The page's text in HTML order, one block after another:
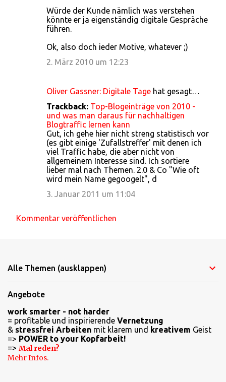
Würde der Kunde nämlich was verstehen
könnte er ja eigenständig digitale Gespräche
führen.
Ok, also doch ieder Motive, whatever ;)
2. März 2010 um 12:23
Oliver Gassner: Digitale Tage hat gesagt…
Trackback: Top-Blogeinträge von 2010 -
und was man daraus für nachhaltigen
Blogtraffic lernen kann
Gut, ich gehe hier nicht streng statistisch vor
(es gibt einige 'Zufallstreffer' mit denen ich
viel Traffic habe, die aber nicht von
allgemeinem Interesse sind. Ich sortiere
lieber mal nach Themen. 2.0 & Co "Wie oft
wird mein Name gegoogelt", d
3. Januar 2011 um 11:04
Kommentar veröffentlichen
Alle Themen (ausklappen)
Angebote
work smarter - not harder
= profitable und inspirierende Vernetzung
& stressfrei Arbeiten mit klarem und kreativem Geist
=> POWER to your Kopfarbeit!
=> Mal reden?
Mehr Infos.